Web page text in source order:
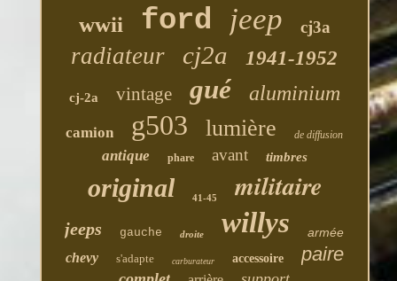
wwii ford jeep cj3a
radiateur cj2a 1941-1952
cj-2a vintage gué aluminium
camion g503 lumière de diffusion
antique phare avant timbres
original 41-45 militaire
jeeps gauche droite willys armée
chevy s'adapte carburateur accessoire paire